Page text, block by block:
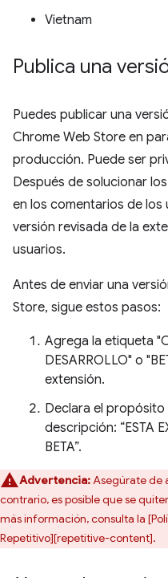
Vietnam
Publica una
Puedes publicar una
Chrome Web Store en
producción. Puede ser
Después de solucionar
en los comentarios de los
versión revisada de la
usuarios.
Antes de enviar una
Store, sigue estos pasos:
Agrega la etiqueta
DESARROLLO" o
extensión.
Declara el
descripción: “ESTA
BETA”.
Advertencia:Asegúrate de
contrario, es posible que se
más información, consulta la
Repetitivo][repetitive-content].